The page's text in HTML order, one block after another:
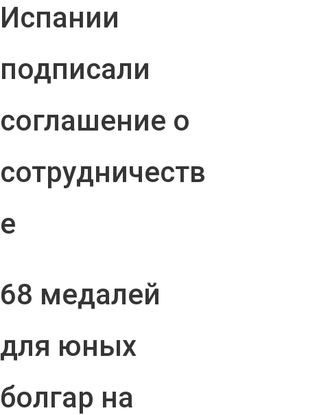
Испании
подписали
соглашение о
сотрудничеств
е
68 медалей
для юных
болгар на